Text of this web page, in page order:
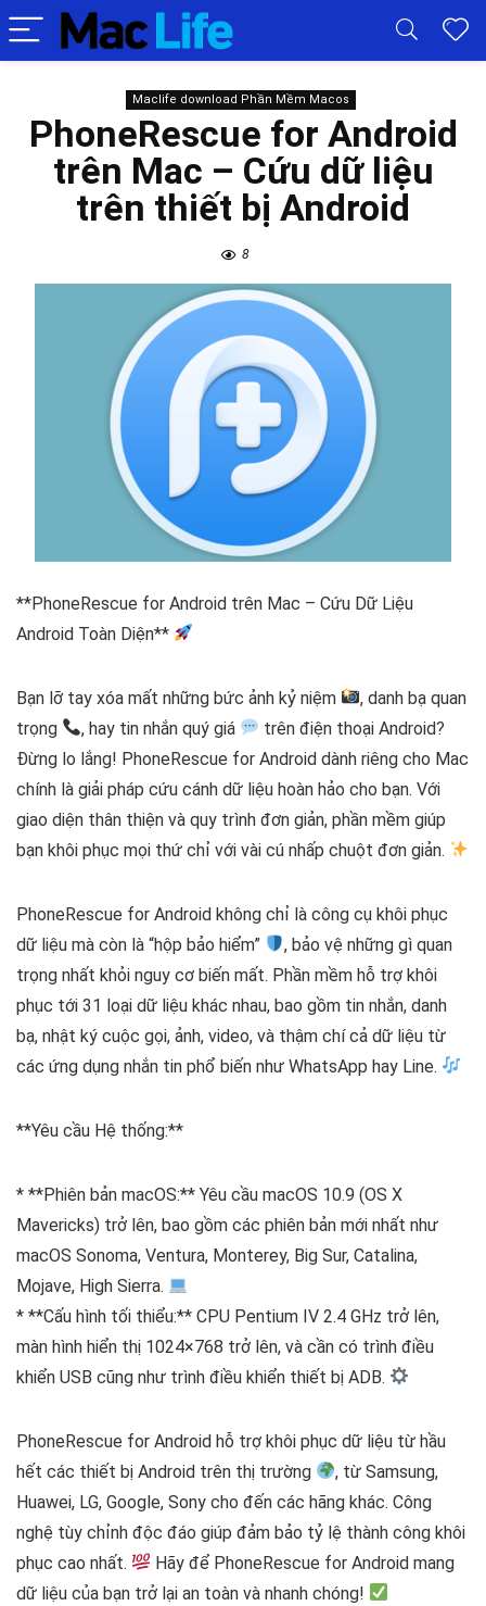
Maclife download Phần Mềm Macos
PhoneRescue for Android
trên Mac – Cứu dữ liệu
trên thiết bị Android
8
**PhoneRescue for Android trên Mac – Cứu Dữ Liệu
Android Toàn Diện**
Bạn lỡ tay xóa mất những bức ảnh kỷ niệm
, danh bạ quan
trọng
, hay tin nhắn quý giá
trên điện thoại Android?
Đừng lo lắng! PhoneRescue for Android dành riêng cho Mac
chính là giải pháp cứu cánh dữ liệu hoàn hảo cho bạn. Với
giao diện thân thiện và quy trình đơn giản, phần mềm giúp
bạn khôi phục mọi thứ chỉ với vài cú nhấp chuột đơn giản.
PhoneRescue for Android không chỉ là công cụ khôi phục
dữ liệu mà còn là “hộp bảo hiểm”
, bảo vệ những gì quan
trọng nhất khỏi nguy cơ biến mất. Phần mềm hỗ trợ khôi
phục tới 31 loại dữ liệu khác nhau, bao gồm tin nhắn, danh
bạ, nhật ký cuộc gọi, ảnh, video, và thậm chí cả dữ liệu từ
các ứng dụng nhắn tin phổ biến như WhatsApp hay Line.
**Yêu cầu Hệ thống:**
* **Phiên bản macOS:** Yêu cầu macOS 10.9 (OS X
Mavericks) trở lên, bao gồm các phiên bản mới nhất như
macOS Sonoma, Ventura, Monterey, Big Sur, Catalina,
Mojave, High Sierra.
* **Cấu hình tối thiểu:** CPU Pentium IV 2.4 GHz trở lên,
màn hình hiển thị 1024×768 trở lên, và cần có trình điều
khiển USB cũng như trình điều khiển thiết bị ADB.
PhoneRescue for Android hỗ trợ khôi phục dữ liệu từ hầu
hết các thiết bị Android trên thị trường
, từ Samsung,
Huawei, LG, Google, Sony cho đến các hãng khác. Công
nghệ tùy chỉnh độc đáo giúp đảm bảo tỷ lệ thành công khôi
phục cao nhất.
Hãy để PhoneRescue for Android mang
dữ liệu của bạn trở lại an toàn và nhanh chóng!